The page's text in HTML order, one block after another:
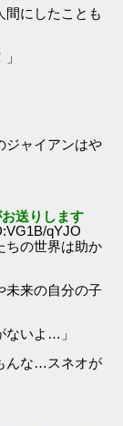
間にしたことも
ジャイアンはや
送りします
qYJO
ちの世界は助か
未来の自分の子
ないよ…」
んな…スネオが